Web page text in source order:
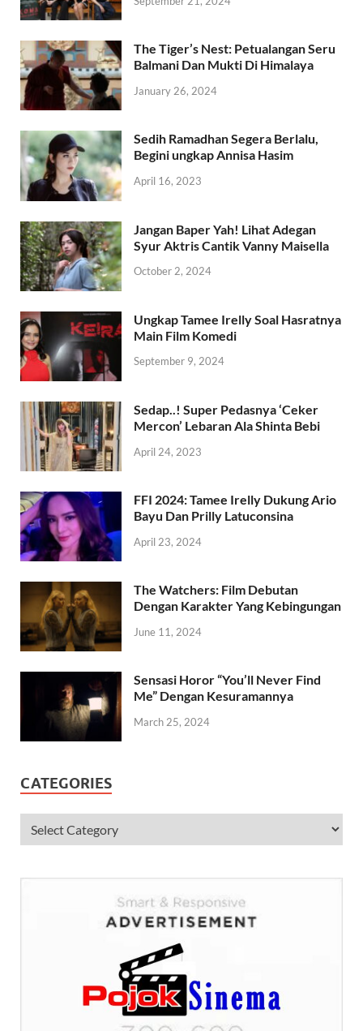
The Tiger’s Nest: Petualangan Seru
Balmani Dan Mukti Di Himalaya
January 26, 2024
Sedih Ramadhan Segera Berlalu,
Begini ungkap Annisa Hasim
April 16, 2023
Jangan Baper Yah! Lihat Adegan
Syur Aktris Cantik Vanny Maisella
October 2, 2024
Ungkap Tamee Irelly Soal Hasratnya
Main Film Komedi
September 9, 2024
Sedap..! Super Pedasnya ‘Ceker
Mercon’ Lebaran Ala Shinta Bebi
April 24, 2023
FFI 2024: Tamee Irelly Dukung Ario
Bayu Dan Prilly Latuconsina
April 23, 2024
The Watchers: Film Debutan
Dengan Karakter Yang Kebingungan
June 11, 2024
Sensasi Horor “You’ll Never Find
Me” Dengan Kesuramannya
March 25, 2024
CATEGORIES